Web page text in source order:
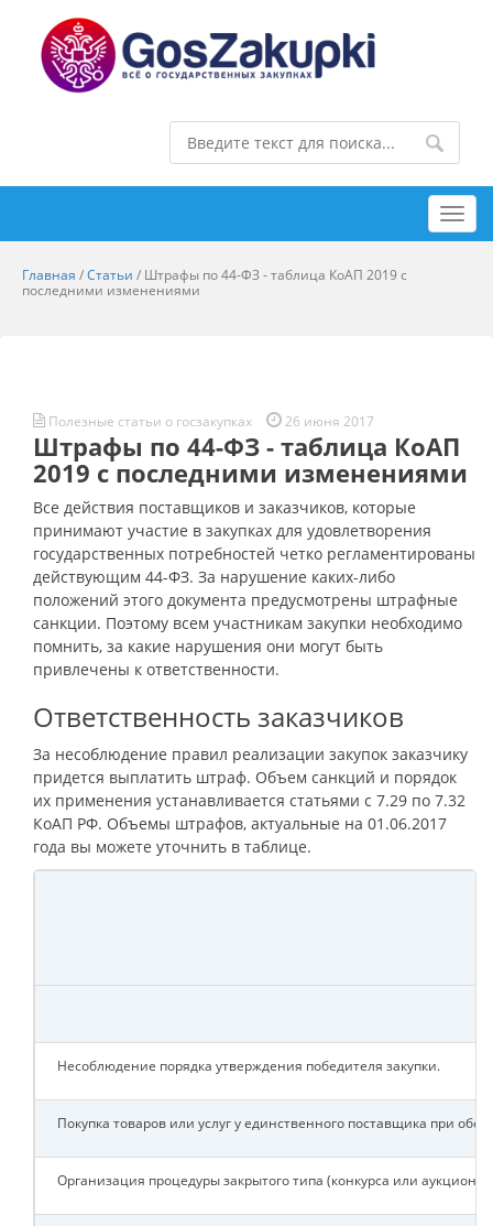
Главная /Статьи / Штрафы по 44-ФЗ - таблица КоАП 2019 с
последними изменениями
Полезные статьи о госзакупках 26 июня 2017
Штрафы по 44-ФЗ - таблица КоАП
2019 с последними изменениями
Все действия поставщиков и заказчиков, которые
принимают участие в закупках для удовлетворения
государственных потребностей четко регламентированы
действующим 44-ФЗ. За нарушение каких-либо
положений этого документа предусмотрены штрафные
санкции. Поэтому всем участникам закупки необходимо
помнить, за какие нарушения они могут быть
привлечены к ответственности.
Ответственность заказчиков
За несоблюдение правил реализации закупок заказчику
придется выплатить штраф. Объем санкций и порядок
их применения устанавливается статьями с 7.29 по 7.32
КоАП РФ. Объемы штрафов, актуальные на 01.06.2017
года вы можете уточнить в таблице.
Несоблюдение порядка утверждения победителя закупки.
Покупка товаров или услуг у единственного поставщика при
Организация процедуры закрытого типа (конкурса или